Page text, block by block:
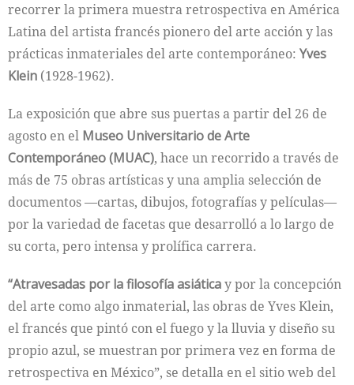
recorrer la primera muestra retrospectiva en América
Latina del artista francés pionero del arte acción y las
prácticas inmateriales del arte contemporáneo: Yves
Klein (1928-1962).
La exposición que abre sus puertas a partir del 26 de
agosto en el Museo Universitario de Arte
Contemporáneo (MUAC), hace un recorrido a través de
más de 75 obras artísticas y una amplia selección de
documentos —cartas, dibujos, fotografías y películas—
por la variedad de facetas que desarrolló a lo largo de
su corta, pero intensa y prolífica carrera.
“Atravesadas por la filosofía asiáticay por la concepción
del arte como algo inmaterial, las obras de Yves Klein,
el francés que pintó con el fuego y la lluvia y diseño su
propio azul, se muestran por primera vez en forma de
retrospectiva en México”, se detalla en el sitio web del